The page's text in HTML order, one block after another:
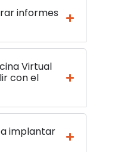
informes
Virtual
con el
implantar